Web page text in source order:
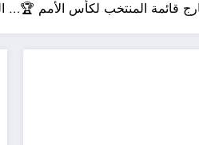
قائمة المنتخب لكأس الأمم 🏆…